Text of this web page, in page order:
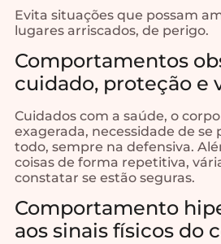
Evita situações que possam
lugares arriscados, de perigo.
Comportamentos
cuidado, proteção e
Cuidados com a saúde, o
exagerada, necessidade de
todo, sempre na defensiva.
coisas de forma repetitiva,
constatar se estão seguras.
Comportamento
aos sinais físicos do